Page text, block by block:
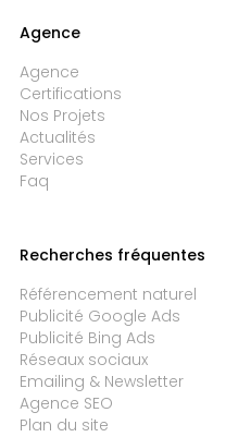
Agence
Agence
Certifications
Nos Projets
Actualités
Services
Faq
Recherches fréquentes
Référencement naturel
Publicité Google Ads
Publicité Bing Ads
Réseaux sociaux
Emailing & Newsletter
Agence SEO
Plan du site